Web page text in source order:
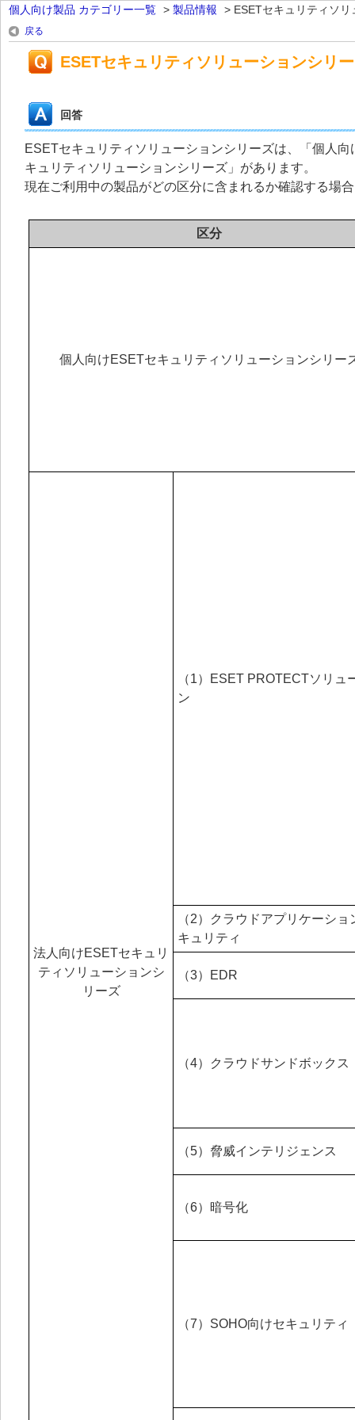
個人向け製品 カテゴリー一覧 > 製品情報 > ESETセキュリティソリ
戻る
ESETセキュリティソリューションシリ
回答
ESETセキュリティソリューションシリーズは、「個人
キュリティソリューションシリーズ」があります。
現在ご利用中の製品がどの区分に含まれるか確認する場
区分
個人向けESETセキュリティソリューションシリー
法人向けESETセキュリ
ティソリューションシ
リーズ
（1）ESET PROTECTソリュ
ン
（2）クラウドアプリケーショ
キュリティ
（3）EDR
（4）クラウドサンドボックス
（5）脅威インテリジェンス
（6）暗号化
（7）SOHO向けセキュリティ